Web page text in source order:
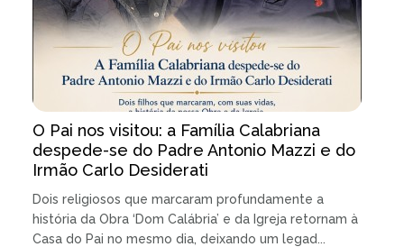
O Pai nos visitou: a Família Calabriana
despede-se do Padre Antonio Mazzi e do
Irmão Carlo Desiderati
Dois religiosos que marcaram profundamente a
história da Obra ‘Dom Calábria’ e da Igreja retornam à
Casa do Pai no mesmo dia, deixando um legad...